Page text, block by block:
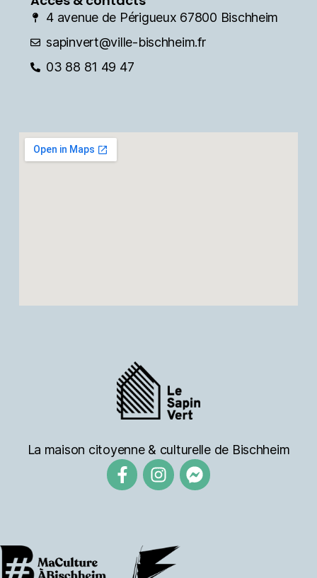
La maison citoyenne & culturelle de Bischheim
4 avenue de Périgueux 67800 Bischheim
sapinvert@ville-bischheim.fr
03 88 81 49 47